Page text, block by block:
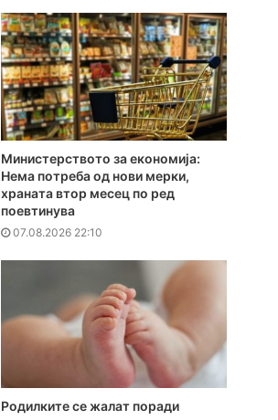
Министерството за економија:
Нема потреба од нови мерки,
храната втор месец по ред
поевтинува
07.08.2026 22:10
Родилките се жалат поради